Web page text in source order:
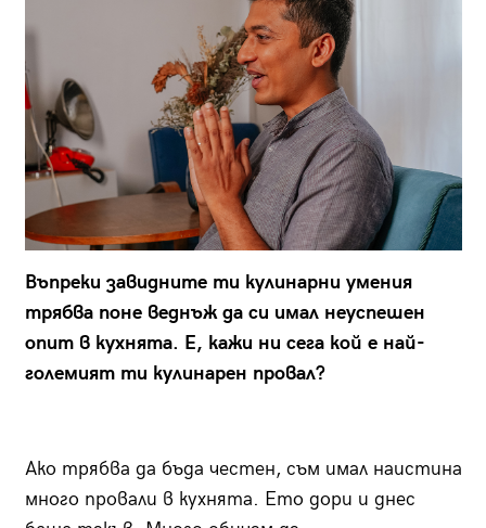
Въпреки завидните ти кулинарни умения
трябва поне веднъж да си имал неуспешен
опит в кухнята. Е, кажи ни сега кой е най-
големият ти кулинарен провал?
Ако трябва да бъда честен, съм имал наистина
много провали в кухнята. Ето дори и днес